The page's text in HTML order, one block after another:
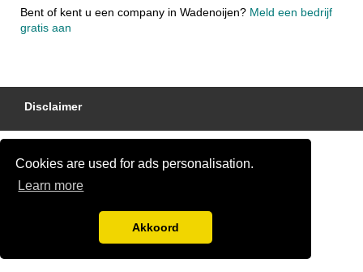
Cookies are used for ads personalisation.
Learn more
Akkoord
Bent of kent u een company in Wadenoijen? Meld een bedrijf
gratis aan
Disclaimer